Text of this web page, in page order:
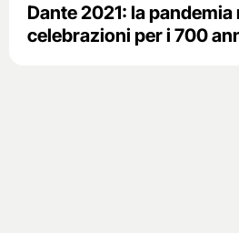
Dante 2021: la
celebrazioni per i 700